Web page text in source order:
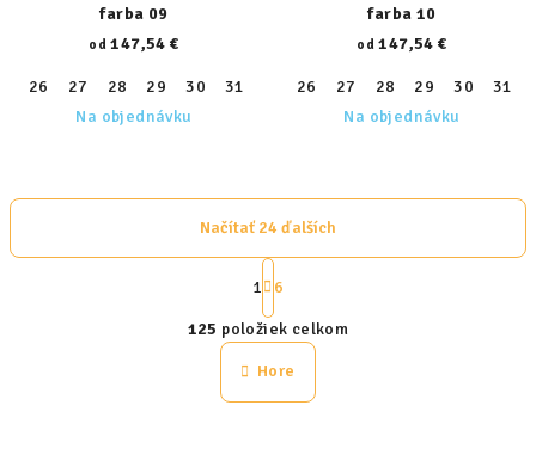
farba 09
od 147,54 €
26 27 28 29 30 31 33 34 35 36 37
38
Na objednávku
farba 10
od 147,54 €
26 27 28 29 30 31
Na objednávku
O
v
l
á
Načítať 24 ďalších
S
t
r
á
n
k
o
1 6
125 položiek celkom
Hore